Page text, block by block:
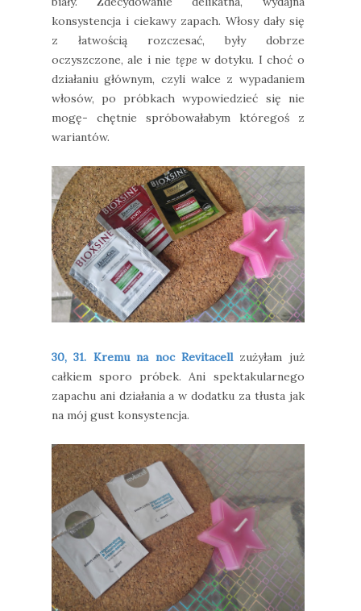
konsystencja i ciekawy zapach. Włosy dały się
z łatwością rozczesać, były dobrze
oczyszczone, ale i nie tępe w dotyku. I choć o
działaniu głównym, czyli walce z wypadaniem
włosów, po próbkach wypowiedzieć się nie
mogę- chętnie spróbowałabym któregoś z
wariantów.
30, 31. Kremu na noc Revitacell zużyłam już
całkiem sporo próbek. Ani spektakularnego
zapachu ani działania a w dodatku za tłusta jak
na mój gust konsystencja.